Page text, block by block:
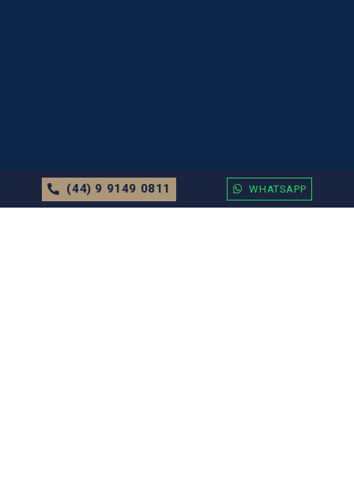
(44) 9 9149 0811 WHATSAPP